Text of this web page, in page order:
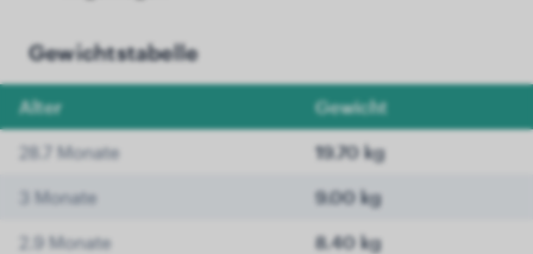
Gewichtstabelle
Alter Gewicht
28.7 Monate 19.70 kg
3 Monate 9.00 kg
2.9 Monate 8.40 kg